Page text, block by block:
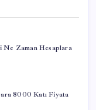
Ne Zaman Hesaplara
8000 Katı Fiyata